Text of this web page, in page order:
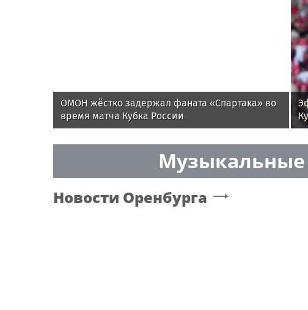
ОМОН жёстко задержал фаната «Спартака» во
время матча Кубка России
Музыкальные
Новости Оренбурга